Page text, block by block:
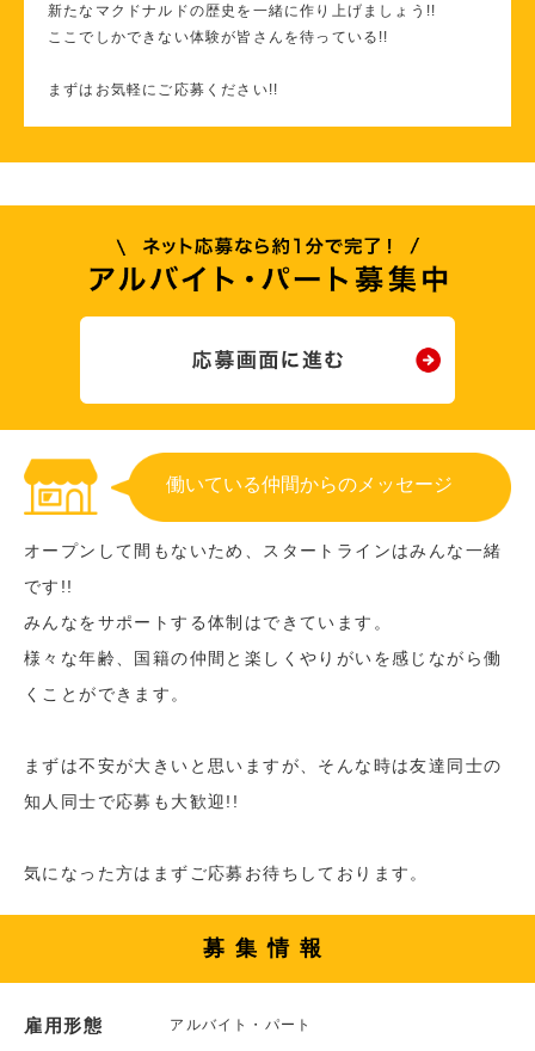
新たなマクドナルドの歴史を一緒に作り上げましょう!!
ここでしかできない体験が皆さんを待っている!!
まずはお気軽にご応募ください!!
働いている仲間からのメッセージ
オープンして間もないため、スタートラインはみんな一緒
です!!
みんなをサポートする体制はできています。
様々な年齢、国籍の仲間と楽しくやりがいを感じながら働
くことができます。
まずは不安が大きいと思いますが、そんな時は友達同士の
知人同士で応募も大歓迎!!
気になった方はまずご応募お待ちしております。
募集情報
雇用形態 アルバイト・パート